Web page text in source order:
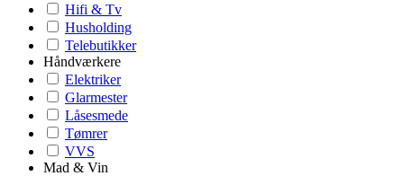
Hifi & Tv
Husholding
Telebutikker
Håndværkere
Elektriker
Glarmester
Låsesmede
Tømrer
VVS
Mad & Vin